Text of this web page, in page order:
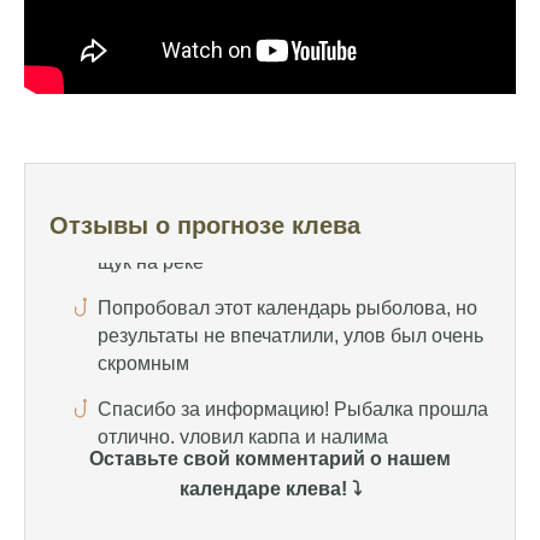
Отзывы о прогнозе клева
Отличный прогноз клева! Сегодня поймал
результаты не впечатлили, улов был очень
отлично, уловил карпа и налима
Уже второй раз пользуюсь этим прогнозом,
Сегодня благодаря прогнозу клева удалось
поймать крупного щуку, удивлен, но это
действительно работает
Оставьте свой комментарий о нашем
календаре клева! ⤵️